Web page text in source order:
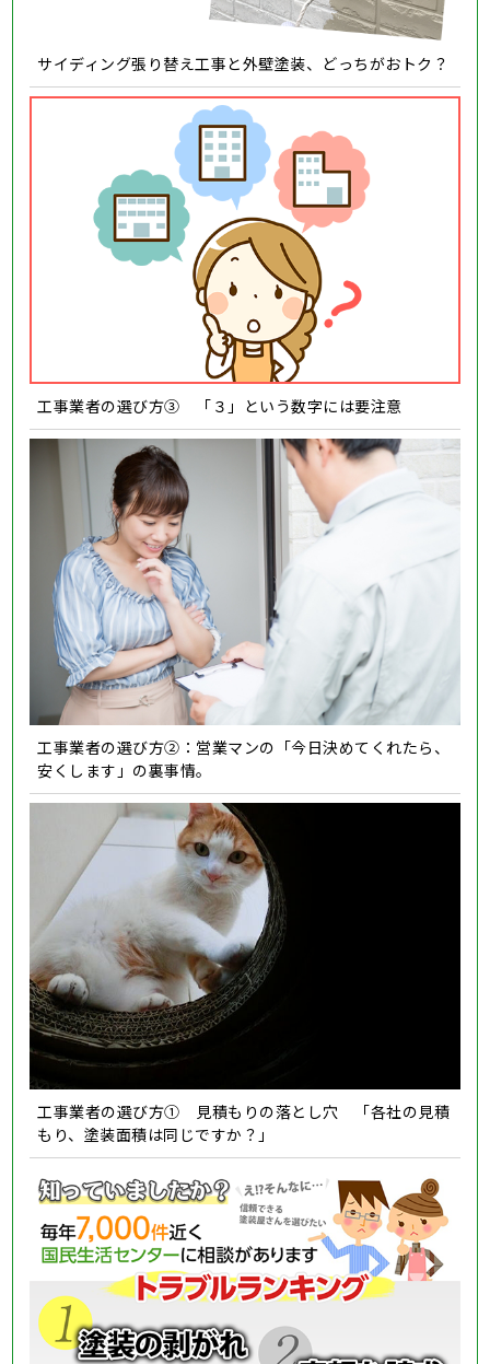
サイディング張り替え工事と外壁塗装、どっちがおトク？
工事業者の選び方③ 「３」という数字には要注意
工事業者の選び方②：営業マンの「今日決めてくれたら、
安くします」の裏事情。
工事業者の選び方① 見積もりの落とし穴 「各社の見積
もり、塗装面積は同じですか？」